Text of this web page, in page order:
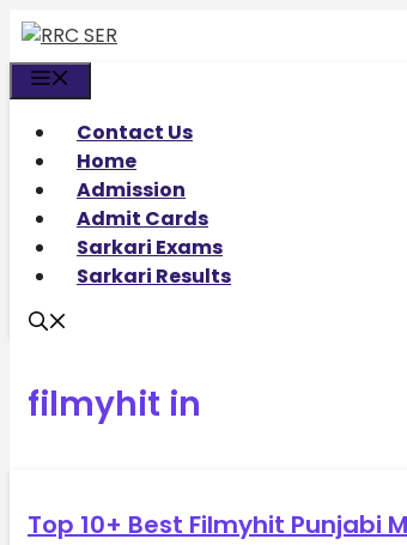
Skip
content
Contact Us
Home
Admission
Admit Cards
Sarkari Exams
Sarkari Results
filmyhit in
Top 10+ Best Filmyhit Punjabi